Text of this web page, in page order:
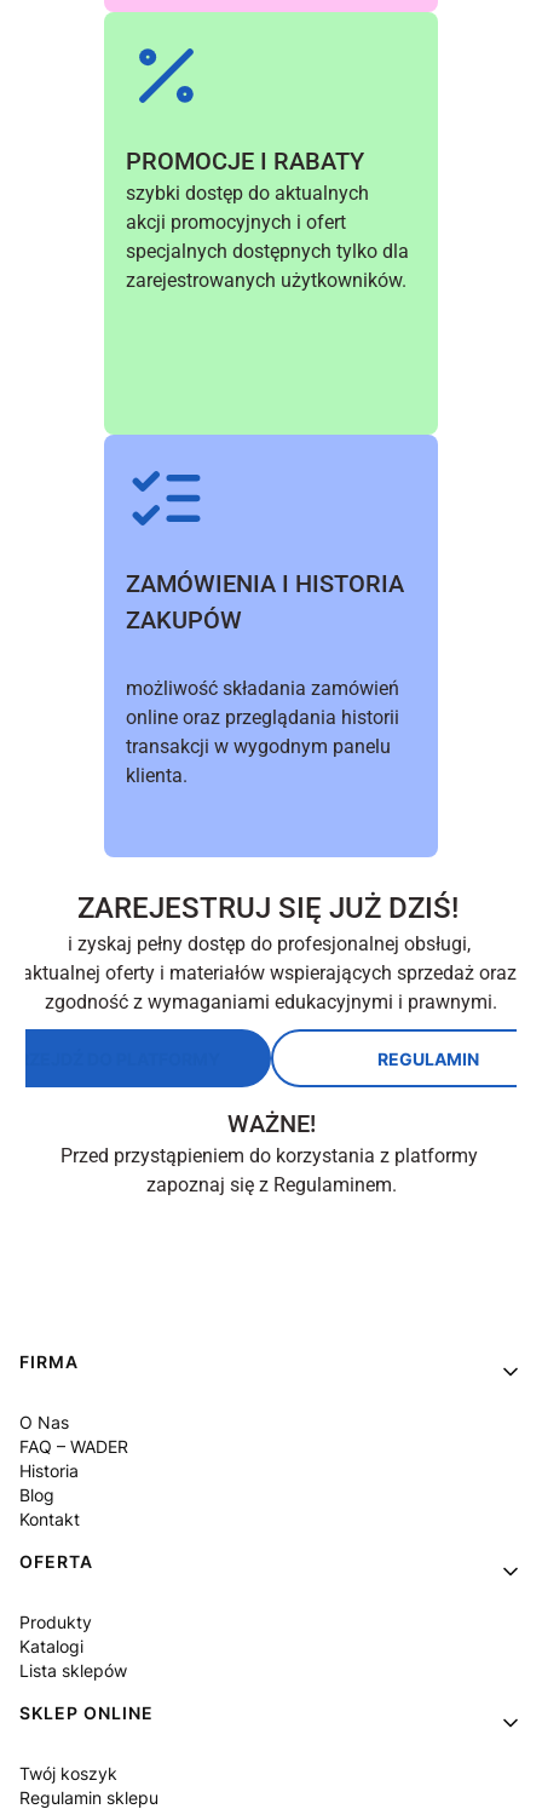
PROMOCJE I RABATY
szybki dostęp do aktualnych
akcji promocyjnych i ofert
specjalnych dostępnych tylko dla
zarejestrowanych użytkowników.
ZAMÓWIENIA I HISTORIA
ZAKUPÓW
możliwość składania zamówień
online oraz przeglądania historii
transakcji w wygodnym panelu
klienta.
ZAREJESTRUJ SIĘ JUŻ DZIŚ!
i zyskaj pełny dostęp do profesjonalnej obsługi,
aktualnej oferty i materiałów wspierających sprzedaż oraz
zgodność z wymaganiami edukacyjnymi i prawnymi.
REGULAMIN
WAŻNE!
Przed przystąpieniem do korzystania z platformy
zapoznaj się z Regulaminem.
Linki w stopce
FIRMA
O Nas
FAQ – WADER
Historia
Blog
Kontakt
OFERTA
Produkty
Katalogi
Lista sklepów
SKLEP ONLINE
Twój koszyk
Regulamin sklepu